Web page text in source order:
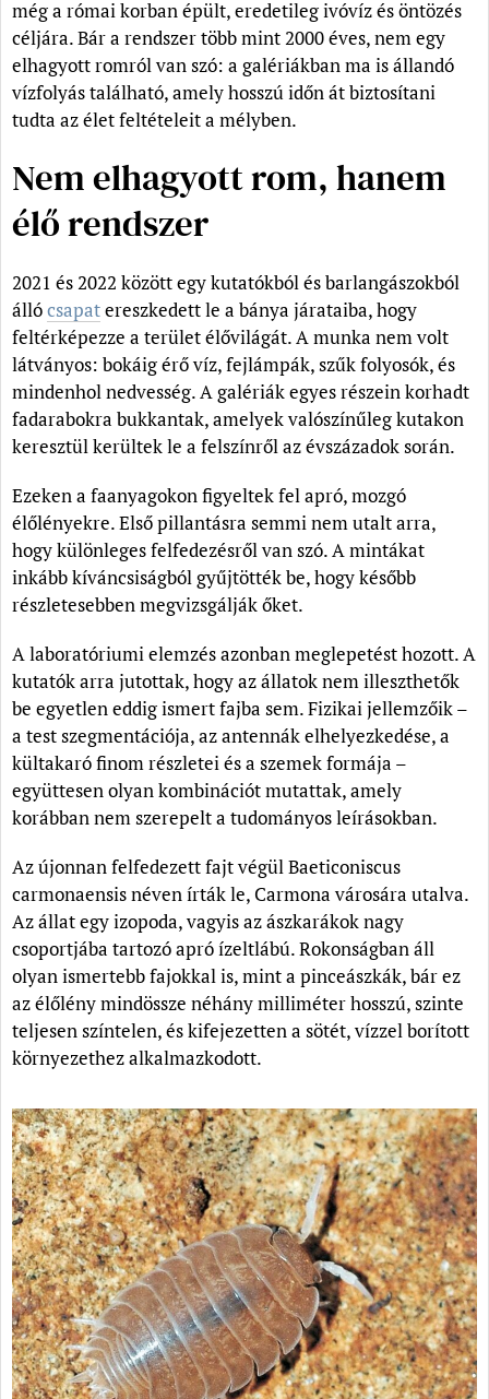
még a római korban épült, eredetileg ivóvíz és öntözés
céljára. Bár a rendszer több mint 2000 éves, nem egy
elhagyott romról van szó: a galériákban ma is állandó
vízfolyás található, amely hosszú időn át biztosítani
tudta az élet feltételeit a mélyben.
Nem elhagyott rom, hanem
élő rendszer
2021 és 2022 között egy kutatókból és barlangászokból
állócsapatereszkedett le a bánya járataiba, hogy
feltérképezze a terület élővilágát. A munka nem volt
látványos: bokáig érő víz, fejlámpák, szűk folyosók, és
mindenhol nedvesség. A galériák egyes részein korhadt
fadarabokra bukkantak, amelyek valószínűleg kutakon
keresztül kerültek le a felszínről az évszázadok során.
Ezeken a faanyagokon figyeltek fel apró, mozgó
élőlényekre. Első pillantásra semmi nem utalt arra,
hogy különleges felfedezésről van szó. A mintákat
inkább kíváncsiságból gyűjtötték be, hogy később
részletesebben megvizsgálják őket.
A laboratóriumi elemzés azonban meglepetést hozott. A
kutatók arra jutottak, hogy az állatok nem illeszthetők
be egyetlen eddig ismert fajba sem. Fizikai jellemzőik –
a test szegmentációja, az antennák elhelyezkedése, a
kültakaró finom részletei és a szemek formája –
együttesen olyan kombinációt mutattak, amely
korábban nem szerepelt a tudományos leírásokban.
Az újonnan felfedezett fajt végül Baeticoniscus
carmonaensis néven írták le, Carmona városára utalva.
Az állat egy izopoda, vagyis az ászkarákok nagy
csoportjába tartozó apró ízeltlábú. Rokonságban áll
olyan ismertebb fajokkal is, mint a pinceászkák, bár ez
az élőlény mindössze néhány milliméter hosszú, szinte
teljesen színtelen, és kifejezetten a sötét, vízzel borított
környezethez alkalmazkodott.